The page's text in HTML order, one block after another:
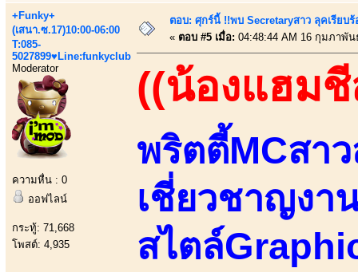
+Funky+
(เสนา.ซ.17)10:00-06:00
T:085-
5027899♥Line:funkyclub
Moderator
ความหื่น : 0
ออฟไลน์
กระทู้: 71,668
โพสต์: 4,935
ตอบ: ศุกร์นี้ !!พบ Secretaryสาว ลุคเรียบ
« ตอบ #5 เมื่อ: 04:48:44 AM 16 กุมภาพัน
((น้องแฮม
พริตตี้MCสา
เชี่ยวชาญงา
สไตล์